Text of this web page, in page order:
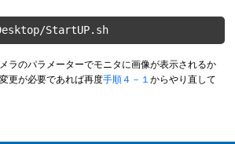
StartUP.sh
ラのパラメーターでモニタに画像が表示されるか
更が必要であれば再度手順４－１からやり直して